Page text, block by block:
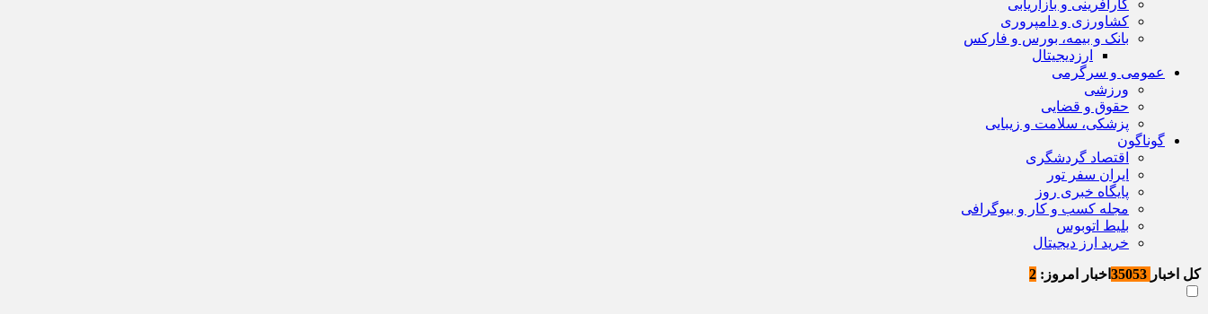
کارآفرینی و بازاریابی
کشاورزی و دامپروری
بانک و بیمه، بورس و فارکس
ارزدیجیتال
عمومی و سرگرمی
ورزشی
حقوق و قضایی
پزشکی، سلامت و زیبایی
گوناگون
اقتصاد گردشگری
ایران سفر تور
پایگاه خبری روز
مجله کسب و کار و بیوگرافی
بلیط اتوبوس
خرید ارز دیجیتال
کل اخبار اخبار امروز: 2